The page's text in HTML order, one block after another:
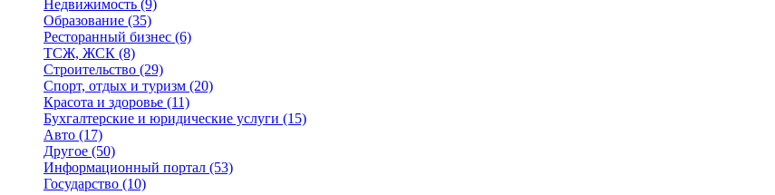
Недвижимость (9)
Образование (35)
Ресторанный бизнес (6)
ТСЖ, ЖСК (8)
Строительство (29)
Спорт, отдых и туризм (20)
Красота и здоровье (11)
Бухгалтерские и юридические услуги (15)
Авто (17)
Другое (50)
Информационный портал (53)
Государство (10)